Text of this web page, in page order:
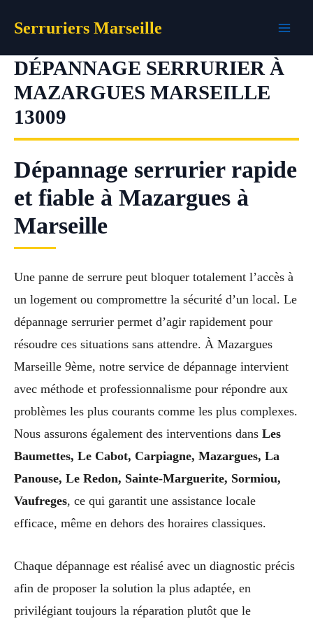
Serruriers Marseille
DÉPANNAGE SERRURIER À
MAZARGUES MARSEILLE
13009
Dépannage serrurier rapide
et fiable à Mazargues à
Marseille
Une panne de serrure peut bloquer totalement l’accès à
un logement ou compromettre la sécurité d’un local. Le
dépannage serrurier permet d’agir rapidement pour
résoudre ces situations sans attendre. À Mazargues
Marseille 9ème, notre service de dépannage intervient
avec méthode et professionnalisme pour répondre aux
problèmes les plus courants comme les plus complexes.
Nous assurons également des interventions dans Les
Baumettes, Le Cabot, Carpiagne, Mazargues, La
Panouse, Le Redon, Sainte-Marguerite, Sormiou,
Vaufreges, ce qui garantit une assistance locale
efficace, même en dehors des horaires classiques.
Chaque dépannage est réalisé avec un diagnostic précis
afin de proposer la solution la plus adaptée, en
privilégiant toujours la réparation plutôt que le